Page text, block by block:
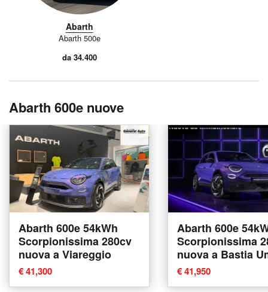
Abarth
Abarth 500e
da 34.400
Abarth 600e nuove
Abarth 600e 54kWh
Scorpionissima 280cv
nuova a Viareggio
€ 41,300
Abarth 600e
Scorpionissima
nuova a Bastia
€ 41,950